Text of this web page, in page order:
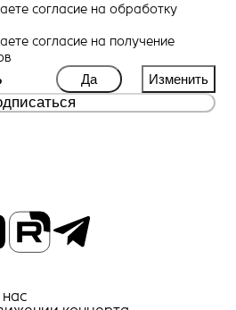
согласие на обработку
согласие на получение
Да Изменить